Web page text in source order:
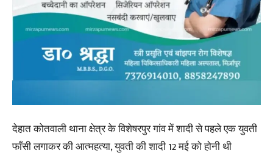
देहात कोतवाली थाना क्षेत्र के विशेषरपुर गांव में शादी से पहले एक युवती
फाँसी लगाकर की आत्महत्या, युवती की शादी 12 मई को होनी थी